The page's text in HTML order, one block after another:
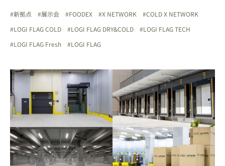
新拠点 展示会 FOODEX X NETWORK
COLD X NETWORK
LOGI FLAG COLD
LOGI FLAG DRY&COLD
LOGI FLAG TECH
LOGI FLAG Fresh
LOGI FLAG